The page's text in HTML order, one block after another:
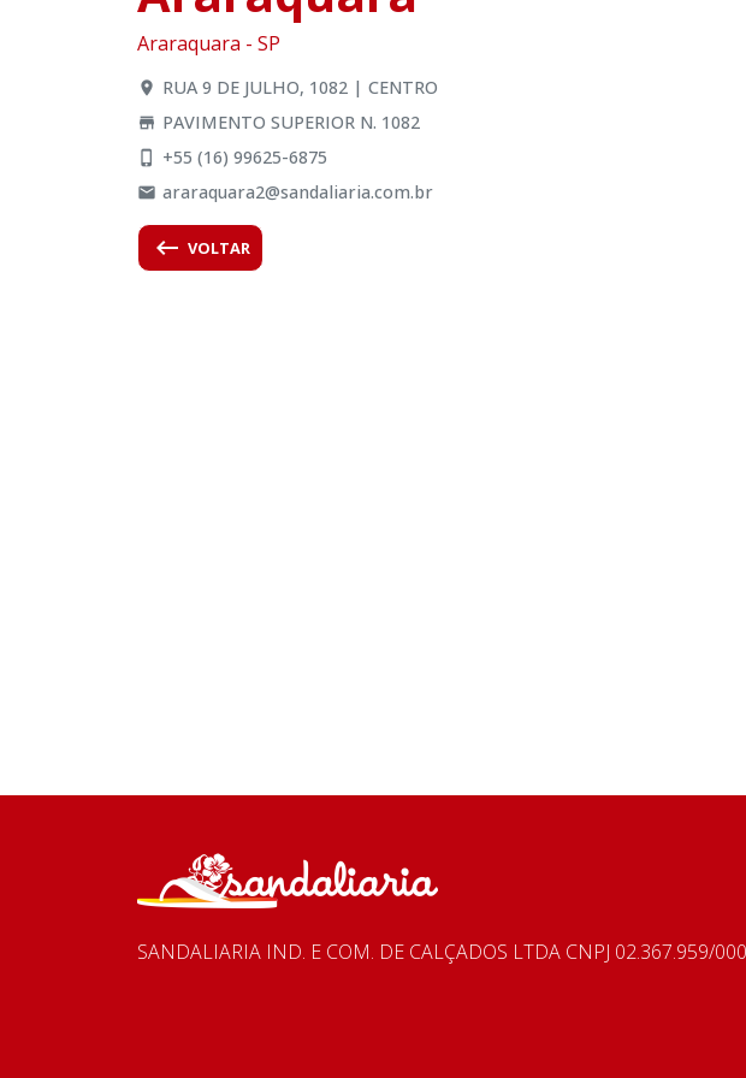
Araraquara - SP
location_on RUA 9 DE JULHO, 1082 | CENTRO
store PAVIMENTO SUPERIOR N. 1082
phone_iphone +55 (16) 99625-6875
email araraquara2@sandaliaria.com.br
keyboard_backspace VOLTAR
SANDALIARIA IND. E COM. DE CALÇADOS LTDA CNPJ 02.367.959/